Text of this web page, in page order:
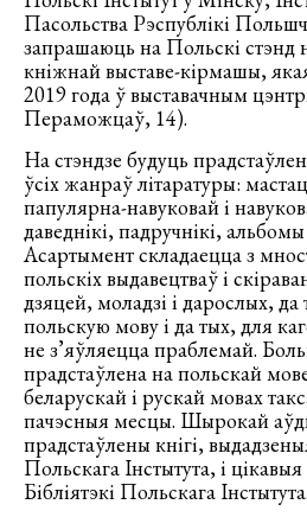
Пасольства Рэспублікі
запрашаюць на Польскі
кніжнай выставе-кірмашы,
2019 года ў выставачным
Пераможцаў, 14).
На стэндзе будуць
ўсіх жанраў літаратуры:
папулярна-навуковай і
даведнікі, падручнікі,
Асартымент складаецца з
польскіх выдавецтваў і
дзяцей, моладзі і дарослых, да
польскую мову і да тых, для
не з’яўляецца праблемай.
прадстаўлена на польскай
беларускай і рускай мовах
пачэсныя месцы. Шырокай
прадстаўлены кнігі,
Польскага Інстытута, і
Бібліятэкі Польскага Інстытута.